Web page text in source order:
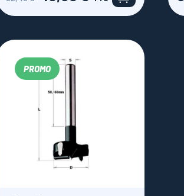
base
PROMO